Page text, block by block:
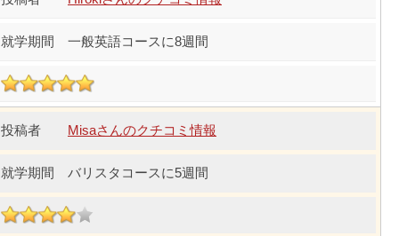
一般英語コースに8週間
Misaさんのクチコミ情報
バリスタコースに5週間